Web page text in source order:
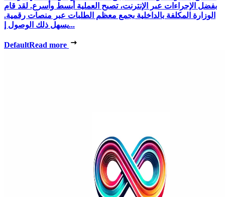
بفضل الإجراءات عبر الإنترنت، تصبح العملية أبسط وأسرع. لقد قام
الوزارة المكلفة بالداخلية بجمع معظم الطلبات عبر منصات رقمية.
يسهل ذلك الوصول إ...
DefaultRead more